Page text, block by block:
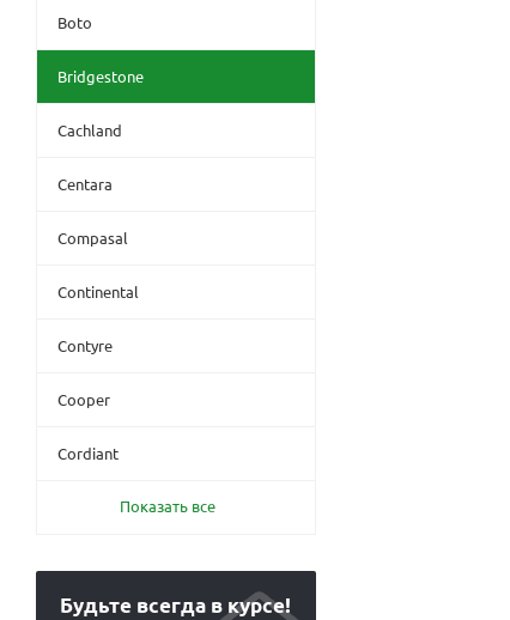
Boto
Bridgestone
Cachland
Centara
Compasal
Continental
Contyre
Cooper
Cordiant
Показать все
Будьте всегда в курсе!